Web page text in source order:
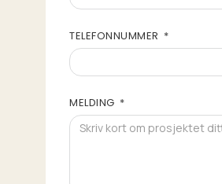
TELEFONNUMMER
MELDING